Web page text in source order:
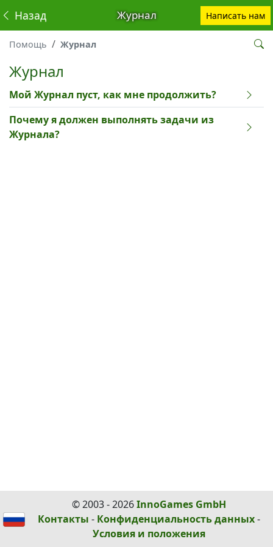
Журнал
Назад Написать нам
Помощь Журнал
Журнал
Мой Журнал пуст, как мне продолжить?
Почему я должен выполнять задачи из
Журнала?
© 2003 - 2026InnoGames GmbH
Контакты - Конфиденциальность данных-
Условия и положения